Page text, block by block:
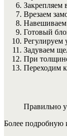
Закрепляем
Врезаем
Навешиваем
Готовый
Регулируем
Задуваем
При
Переходим
Правильно
Более подробную